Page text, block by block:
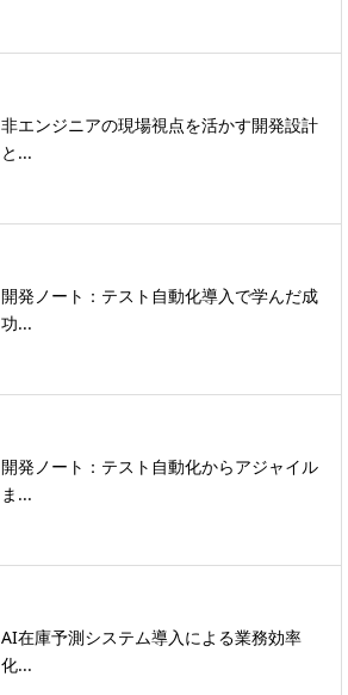
非エンジニアの現場視点を活かす開発設計
と...
開発ノート：テスト自動化導入で学んだ成
功...
開発ノート：テスト自動化からアジャイル
ま...
AI在庫予測システム導入による業務効率
化...